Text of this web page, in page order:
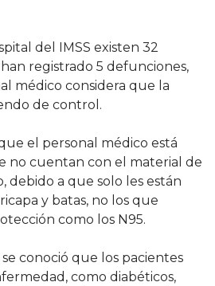
del IMSS existen 32
registrado 5 defunciones,
médico considera que la
de control.
el personal médico está
no cuentan con el material de
debido a que solo les están
y batas, no los que
como los N95.
conoció que los pacientes
como diabéticos,